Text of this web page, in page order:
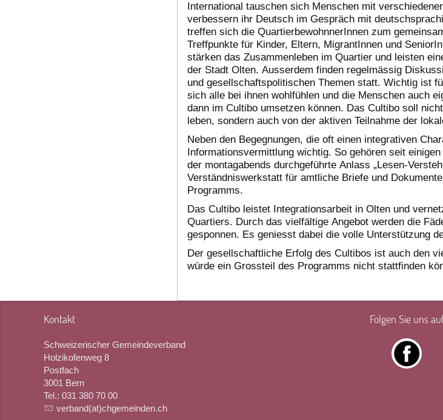
International tauschen sich Menschen mit
verbessern ihr Deutsch im Gespräch mit
treffen sich die QuartierbewohnnerInnen zum
Treffpunkte für Kinder, Eltern, MigrantInnen und
stärken das Zusammenleben im Quartier und leisten
der Stadt Olten. Ausserdem finden regelmässig
und gesellschaftspolitischen Themen statt. Wichtig ist
sich alle bei ihnen wohlfühlen und die Menschen auch
dann im Cultibo umsetzen können. Das Cultibo soll
leben, sondern auch von der aktiven Teilnahme der
Neben den Begegnungen, die oft einen integrativen
Informationsvermittlung wichtig. So gehören seit
der montagabends durchgeführte Anlass „Lesen-
Verständniswerkstatt für amtliche Briefe und
Programms.
Das Cultibo leistet Integrationsarbeit in Olten und
Quartiers. Durch das vielfältige Angebot werden die
gesponnen. Es geniesst dabei die volle Unterstützung
Der gesellschaftliche Erfolg des Cultibos ist auch den
würde ein Grossteil des Programms nicht stattfinden
Kontakt
Schweizerischer Gemeindeverband
Holzikofenweg 8
Postfach
3001 Bern
Tel.: 031 380 70 00
verband(at)chgemeinden.ch
Folgen Sie uns